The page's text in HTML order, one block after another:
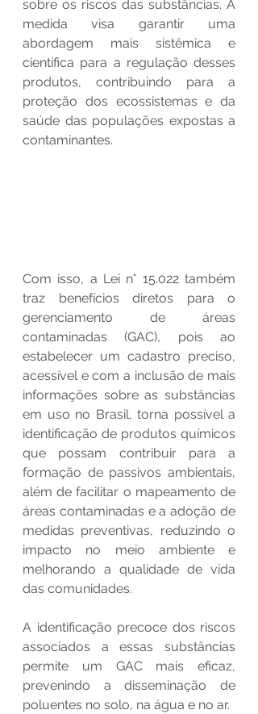
sobre os riscos das substâncias. A
medida visa garantir uma
abordagem mais sistêmica e
científica para a regulação desses
produtos, contribuindo para a
proteção dos ecossistemas e da
saúde das populações expostas a
contaminantes.
Com isso, a Lei n° 15.022 também
traz benefícios diretos para o
gerenciamento de áreas
contaminadas (GAC), pois ao
estabelecer um cadastro preciso,
acessível e com a inclusão de mais
informações sobre as substâncias
em uso no Brasil, torna possível a
identificação de produtos químicos
que possam contribuir para a
formação de passivos ambientais,
além de facilitar o mapeamento de
áreas contaminadas e a adoção de
medidas preventivas, reduzindo o
impacto no meio ambiente e
melhorando a qualidade de vida
das comunidades.
A identificação precoce dos riscos
associados a essas substâncias
permite um GAC mais eficaz,
prevenindo a disseminação de
poluentes no solo, na água e no ar.